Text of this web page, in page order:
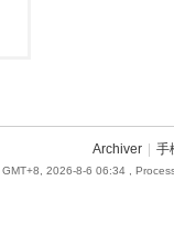
Archiver 手
GMT+8, 2026-8-6 06:34,